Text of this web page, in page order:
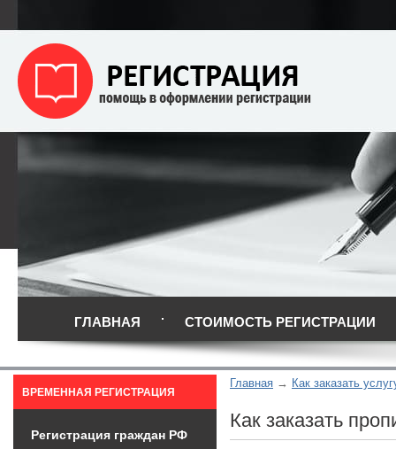
ГЛАВНАЯ СТОИМОСТЬ РЕГИСТРАЦИИ
Главная Как заказать
Как заказать
ВРЕМЕННАЯ РЕГИСТРАЦИЯ
Регистрация граждан РФ